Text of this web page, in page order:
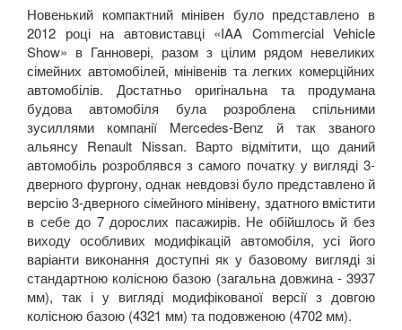
Новенький компактний мінівен було представлено в
2012 році на автовиставці «IAA Commercial Vehicle
Show» в Ганновері, разом з цілим рядом невеликих
сімейних автомобілей, мінівенів та легких комерційних
автомобілів. Достатньо оригінальна та продумана
будова автомобіля була розроблена спільними
зусиллями компанії Mercedes-Benz
й так званого
альянсу Renault Nissan. Варто відмітити, що даний
автомобіль розроблявся з самого початку у вигляді 3-
дверного фургону, однак невдовзі було представлено й
версію 3-дверного сімейного мінівену, здатного вмістити
в себе до 7 дорослих пасажирів. Не обійшлось й без
виходу особливих модифікацій автомобіля, усі його
варіанти виконання доступні як у базовому вигляді зі
стандартною колісною базою (загальна довжина - 3937
мм), так і у вигляді модифікованої версії з довгою
колісною базою (4321 мм) та подовженою (4702 мм).